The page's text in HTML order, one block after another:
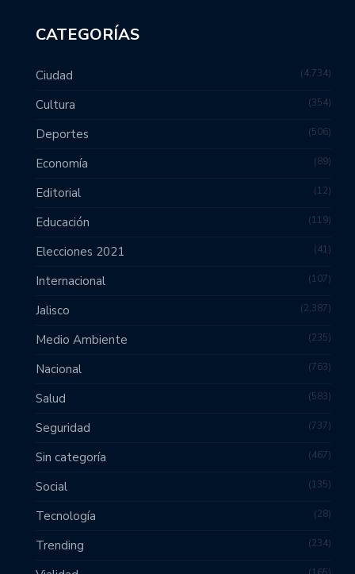
CATEGORÍAS
Ciudad 4,734
Cultura 354
Deportes 506
Economía 89
Editorial 12
Educación 119
Elecciones 2021 41
Internacional 107
Jalisco 2,387
Medio Ambiente 235
Nacional 763
Salud 583
Seguridad 737
Sin categoría 467
Social 135
Tecnología 28
Trending 234